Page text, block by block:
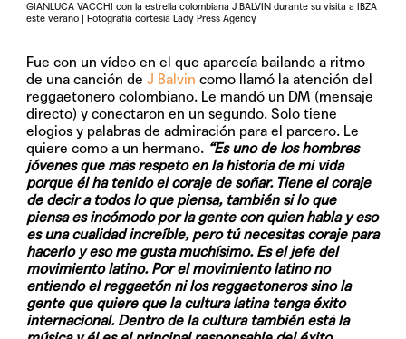
GIANLUCA VACCHI con la estrella colombiana J BALVIN durante su visita a IBZA
este verano | Fotografía cortesía Lady Press Agency
Fue con un vídeo en el que aparecía bailando a ritmo
de una canción deJ Balvin como llamó la atención del
reggaetonero colombiano. Le mandó un DM (mensaje
directo) y conectaron en un segundo. Solo tiene
elogios y palabras de admiración para el parcero. Le
quiere como a un hermano. “Es uno de los hombres
jóvenes que más respeto en la historia de mi vida
porque él ha tenido el coraje de soñar. Tiene el coraje
de decir a todos lo que piensa, también si lo que
piensa es incómodo por la gente con quien habla y eso
es una cualidad increíble, pero tú necesitas coraje para
hacerlo y eso me gusta muchísimo. Es el jefe del
movimiento latino. Por el movimiento latino no
entiendo el reggaetón ni los reggaetoneros sino la
gente que quiere que la cultura latina tenga éxito
internacional. Dentro de la cultura también está la